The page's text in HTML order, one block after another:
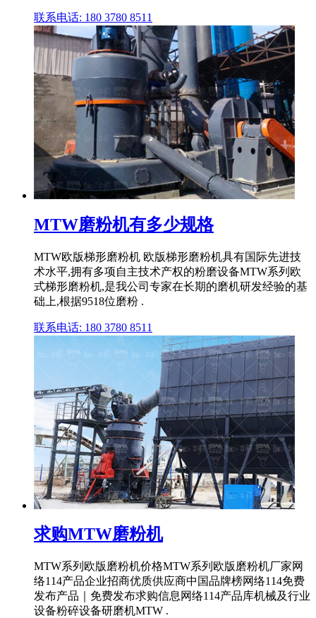
联系电话: 180 3780 8511
MTW磨粉机有多少规格
MTW欧版梯形磨粉机 欧版梯形磨粉机具有国际先进技
术水平,拥有多项自主技术产权的粉磨设备MTW系列欧
式梯形磨粉机,是我公司专家在长期的磨机研发经验的基
础上,根据9518位磨粉 .
联系电话: 180 3780 8511
求购MTW磨粉机
MTW系列欧版磨粉机价格MTW系列欧版磨粉机厂家网
络114产品企业招商优质供应商中国品牌榜网络114免费
发布产品｜免费发布求购信息网络114产品库机械及行业
设备粉碎设备研磨机MTW .